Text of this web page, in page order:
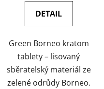
DETAIL
Green Borneo kratom
tablety – lisovaný
sběratelský materiál ze
zelené odrůdy Borneo.